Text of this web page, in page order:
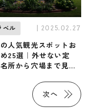
ベル | 2025.02.27
人気観光スポットお
25選｜外せない定
所から穴場まで見ど
次へ